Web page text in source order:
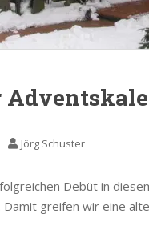
Jörg Schuster
Debüt in
greifen wir eine